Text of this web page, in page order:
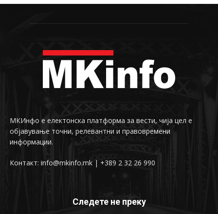
МКИнфо е електонска платформа за вести, чија цел е
објавување точни, релевантни и правовремени
информации.
Контакт: info@mkinfo.mk | +389 2 32 26 990
Следете не преку